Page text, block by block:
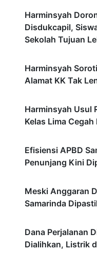
Harminsyah
Disdukcapil,
Sekolah Tujuan
Harminsyah
Alamat KK Tak
Harminsyah Usul
Kelas Lima Cegah
Efisiensi APBD
Penunjang Kini
Meski Anggaran
Samarinda
Dana Perjalanan
Dialihkan, Listrik